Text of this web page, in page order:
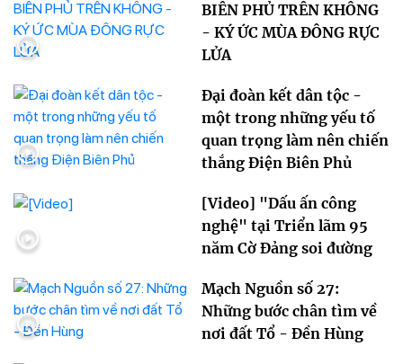
BIÊN PHỦ TRÊN KHÔNG
- KÝ ỨC MÙA ĐÔNG RỰC
LỬA
Đại đoàn kết dân tộc -
một trong những yếu tố
quan trọng làm nên chiến
thắng Điện Biên Phủ
[Video] "Dấu ấn công
nghệ" tại Triển lãm 95
năm Cờ Đảng soi đường
Mạch Nguồn số 27:
Những bước chân tìm về
nơi đất Tổ - Đền Hùng